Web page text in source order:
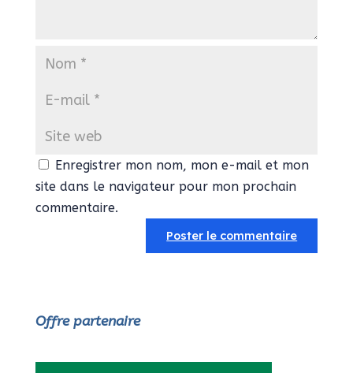
Enregistrer mon nom, mon e-mail et mon
site dans le navigateur pour mon prochain
commentaire.
Offre partenaire